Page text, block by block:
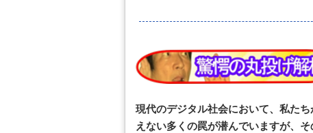
現代のデジタル社会において、私た
えない多くの罠が潜んでいますが、